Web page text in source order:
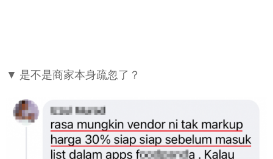
▼ 是不是商家本身疏忽了？